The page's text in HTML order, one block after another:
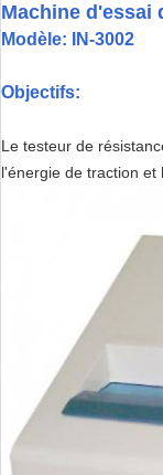
Machine d'essai
Modèle: IN-3002
Objectifs:
Le testeur de
l'énergie de traction et